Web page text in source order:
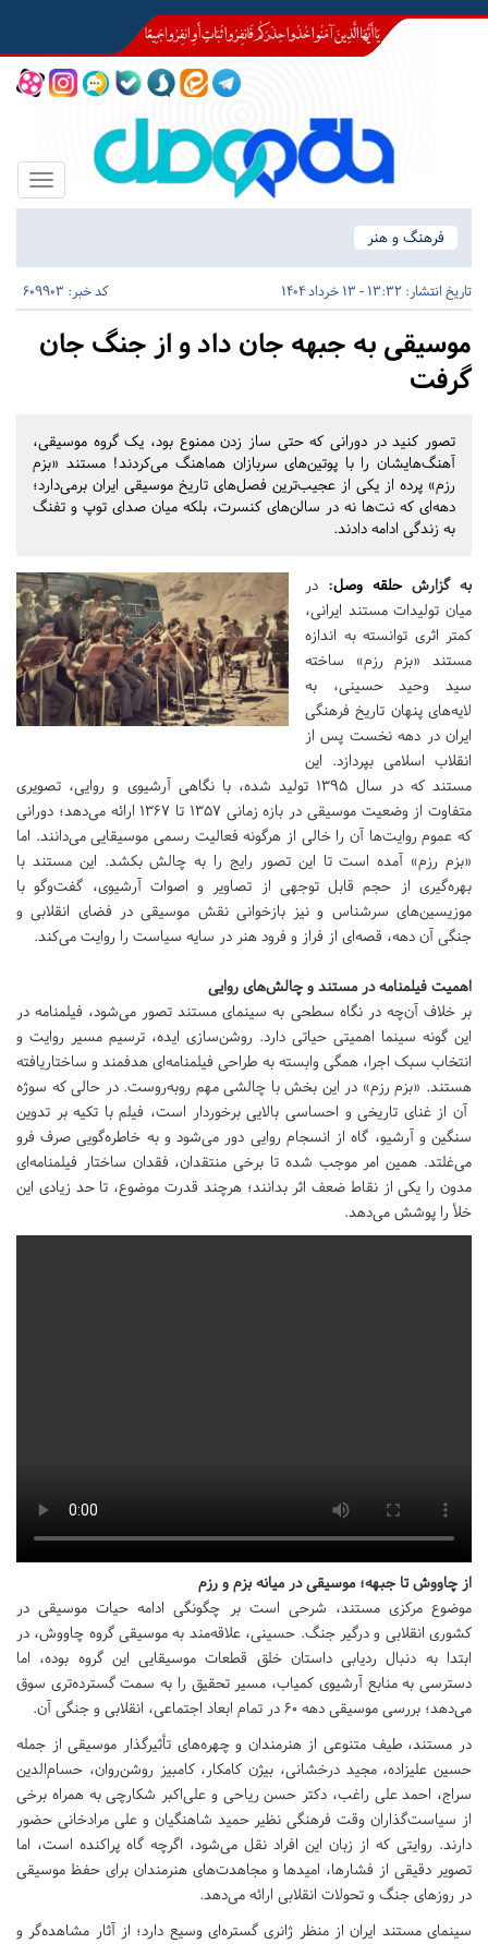
Toggle
فرهنگ و هنر
تاریخ انتشار: 13:32 - 13 خرداد 1404 کد خبر: 609903
موسیقی به جبهه جان داد و از جنگ جان
گرفت
تصور کنید در دورانی که حتی ساز زدن ممنوع بود، یک گروه موسیقی،
آهنگ‌هایشان را با پوتین‌های سربازان هماهنگ می‌کردند! مستند «بزم
رزم» پرده از یکی از عجیب‌ترین فصل‌های تاریخ موسیقی ایران برمی‌دارد؛
دهه‌ای که نت‌ها نه در سالن‌های کنسرت، بلکه میان صدای توپ و تفنگ
به زندگی ادامه دادند.
به گزارش حلقه وصل: در
میان تولیدات مستند ایرانی،
کمتر اثری توانسته به اندازه
مستند «بزم رزم» ساخته
سید وحید حسینی، به
لایه‌های پنهان تاریخ فرهنگی
ایران در دهه نخست پس از
انقلاب اسلامی بپردازد. این
مستند که در سال ۱۳۹۵ تولید شده، با نگاهی آرشیوی و روایی، تصویری
متفاوت از وضعیت موسیقی در بازه‌ زمانی ۱۳۵۷ تا ۱۳۶۷ ارائه می‌دهد؛ دورانی
که عموم روایت‌ها آن را خالی از هرگونه فعالیت رسمی موسیقایی می‌دانند. اما
«بزم رزم» آمده است تا این تصور رایج را به چالش بکشد. این مستند با
بهره‌گیری از حجم قابل توجهی از تصاویر و اصوات آرشیوی، گفت‌وگو با
موزیسین‌های سرشناس و نیز بازخوانی نقش موسیقی در فضای انقلابی و
جنگی آن دهه، قصه‌ای از فراز و فرود هنر در سایه سیاست را روایت می‌کند.
اهمیت فیلمنامه در مستند و چالش‌های روایی
بر خلاف آن‌چه در نگاه سطحی به سینمای مستند تصور می‌شود، فیلمنامه در
این گونه سینما اهمیتی حیاتی دارد. روشن‌سازی ایده، ترسیم مسیر روایت و
انتخاب سبک اجرا، همگی وابسته به طراحی فیلمنامه‌ای هدفمند و ساختاریافته
هستند. «بزم رزم» در این بخش با چالشی مهم روبه‌روست. در حالی که سوژه‌
آن از غنای تاریخی و احساسی بالایی برخوردار است، فیلم با تکیه بر تدوین
سنگین و آرشیو، گاه از انسجام روایی دور می‌شود و به خاطره‌گویی صرف فرو
می‌غلتد. همین امر موجب شده تا برخی منتقدان، فقدان ساختار فیلمنامه‌ای
مدون را یکی از نقاط ضعف اثر بدانند؛ هرچند قدرت موضوع، تا حد زیادی این
خلأ را پوشش می‌دهد.
از چاووش تا جبهه؛ موسیقی در میانه بزم و رزم
موضوع مرکزی مستند، شرحی است بر چگونگی ادامه حیات موسیقی در
کشوری انقلابی و درگیر جنگ. حسینی، علاقه‌مند به موسیقی گروه چاووش، در
ابتدا به دنبال ردیابی داستان خلق قطعات موسیقایی این گروه بوده، اما
دسترسی به منابع آرشیوی کمیاب، مسیر تحقیق را به سمت گسترده‌تری سوق
می‌دهد؛ بررسی موسیقی دهه ۶۰ در تمام ابعاد اجتماعی، انقلابی و جنگی آن.
در مستند، طیف متنوعی از هنرمندان و چهره‌های تأثیرگذار موسیقی از جمله
حسین علیزاده، مجید درخشانی، بیژن کامکار، کامبیز روشن‌روان، حسام‌الدین
سراج، احمد علی راغب، دکتر حسن ریاحی و علی‌اکبر شکارچی به همراه برخی
از سیاست‌گذاران وقت فرهنگی نظیر حمید شاهنگیان و علی مرادخانی حضور
دارند. روایتی که از زبان این افراد نقل می‌شود، اگرچه گاه پراکنده است، اما
تصویر دقیقی از فشارها، امیدها و مجاهدت‌های هنرمندان برای حفظ موسیقی
در روزهای جنگ و تحولات انقلابی ارائه می‌دهد.
سینمای مستند ایران از منظر ژانری گستره‌ای وسیع دارد؛ از آثار مشاهده‌گر و